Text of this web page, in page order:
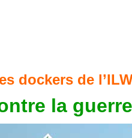
dockers de
la